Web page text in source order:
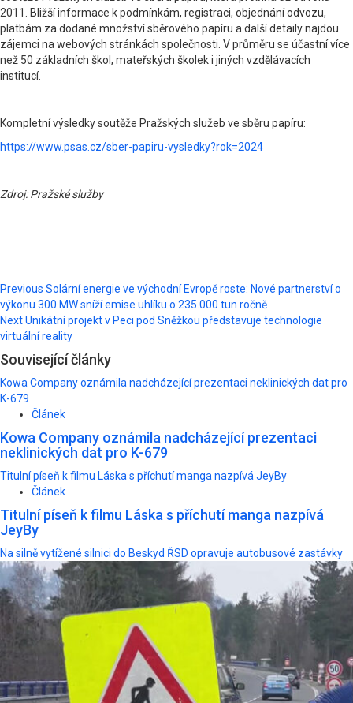
2011. Bližší informace k podmínkám, registraci, objednání odvozu,
platbám za dodané množství sběrového papíru a další detaily najdou
zájemci na webových stránkách společnosti. V průměru se účastní více
než 50 základních škol, mateřských školek i jiných vzdělávacích
institucí.
Kompletní výsledky soutěže Pražských služeb ve sběru papíru:
https://www.psas.cz/sber-papiru-vysledky?rok=2024
Zdroj: Pražské služby
Post
navigation
Previous Solární energie ve východní Evropě roste: Nové partnerství o
výkonu 300 MW sníží emise uhlíku o 235.000 tun ročně
NextUnikátní projekt v Peci pod Sněžkou představuje technologie
virtuální reality
Související články
Kowa Company oznámila nadcházející prezentaci neklinických dat pro
K-679
Článek
Kowa Company oznámila nadcházející prezentaci
neklinických dat pro K-679
Titulní píseň k filmu Láska s příchutí manga nazpívá JeyBy
Článek
Titulní píseň k filmu Láska s příchutí manga nazpívá
JeyBy
Na silně vytížené silnici do Beskyd ŘSD opravuje autobusové zastávky